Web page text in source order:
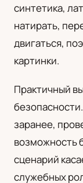
синтетика,
натирать,
двигаться,
картинки.
Практичный
заранее,
возможность
сценарий
служебных